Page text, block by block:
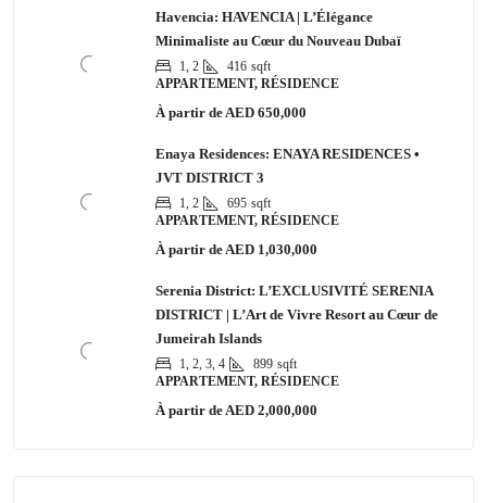
Havencia: HAVENCIA | L’Élégance
Minimaliste au Cœur du Nouveau Dubaï
1, 2 416 sqft
APPARTEMENT, RÉSIDENCE
À partir de AED 650,000
Enaya Residences: ENAYA RESIDENCES •
JVT DISTRICT 3
1, 2 695 sqft
APPARTEMENT, RÉSIDENCE
À partir de AED 1,030,000
Serenia District: L’EXCLUSIVITÉ SERENIA
DISTRICT | L’Art de Vivre Resort au Cœur de
Jumeirah Islands
1, 2, 3, 4 899 sqft
APPARTEMENT, RÉSIDENCE
À partir de AED 2,000,000